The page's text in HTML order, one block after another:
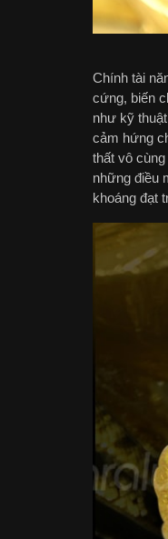
Chính tài
cứng, biến
như kỹ
cảm hứng
thất vô
những điều
khoáng đạt